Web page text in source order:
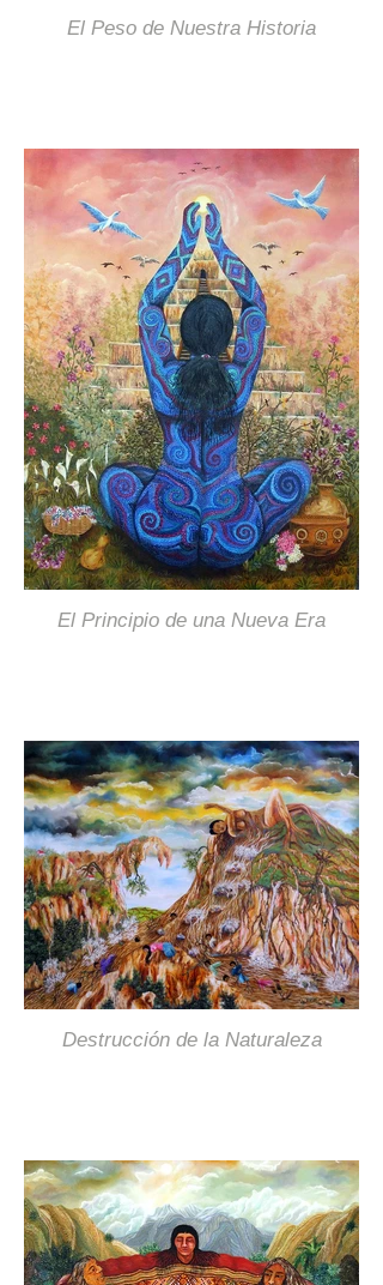
El Peso de Nuestra Historia
El Principio de una Nueva Era
Destrucción de la Naturaleza